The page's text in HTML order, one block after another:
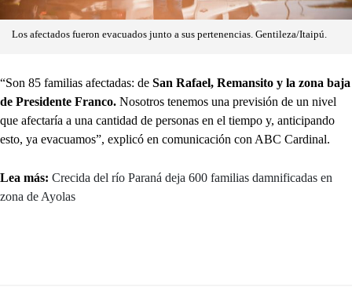
Los afectados fueron evacuados junto a sus pertenencias. Gentileza/Itaipú.
“Son 85 familias afectadas: de San Rafael, Remansito y la zona baja
de Presidente Franco. Nosotros tenemos una previsión de un nivel
que afectaría a una cantidad de personas en el tiempo y, anticipando
esto, ya evacuamos”, explicó en comunicación con ABC Cardinal.
Lea más: Crecida del río Paraná deja 600 familias damnificadas en
zona de Ayolas